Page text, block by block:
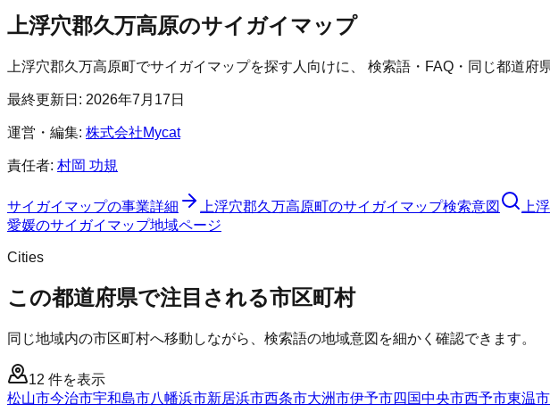
上浮穴郡久万高原のサイガイマップ
上浮穴郡久万高原町でサイガイマップを探す人向けに、 検索語・FAQ・同じ都道府
最終更新日: 2026年7月17日
運営・編集: 株式会社Mycat
責任者: 村岡 功規
サイガイマップの事業詳細 上浮穴郡久万高原町のサイガイマップ検索意図 上
愛媛のサイガイマップ地域ページ
Cities
この都道府県で注目される市区町村
同じ地域内の市区町村へ移動しながら、検索語の地域意図を細かく確認できます。
12 件を表示
松山市今治市宇和島市八幡浜市新居浜市西条市大洲市伊予市四国中央市西予市東温市